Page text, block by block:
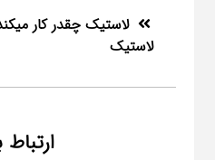
لاستیک چقدر کار
لاستیک
ارتباط